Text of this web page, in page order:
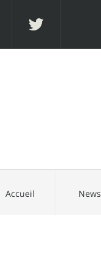
Accueil News